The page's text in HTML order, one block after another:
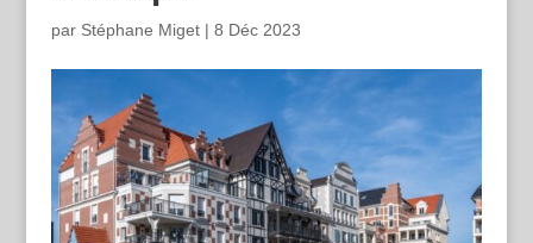
par Stéphane Miget| 8 Déc 2023